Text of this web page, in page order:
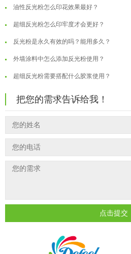
温变粉适合做热变还是冷变？
温变粉注塑后表面翻车？粗糙、颗粒...
温变粉保质期有多久？开封后如何保...
温变粉大批量保存指南｜做对这几步...
温变粉"罢工"指南：为...
温变粉耐温真相：注塑"高温炼...
夜间安全卫士：丝印反光粉搭配全攻...
油性反光粉怎么印花效果最好？
超细反光粉怎么印牢度才会更好？
反光粉是永久有效的吗？能用多久？
外墙涂料中怎么添加反光粉使用？
超细反光粉需要搭配什么胶浆使用？
温变粉丝印到底用多少目网版？这篇...
反光粉太久不用结块要怎么处理？
印花温变粉最适合用在什么行业上呢...
反光粉是永久有效的吗？能用多久？
超细反光粉需要搭配什么胶浆使用？
把您的需求告诉给我！
点击提交